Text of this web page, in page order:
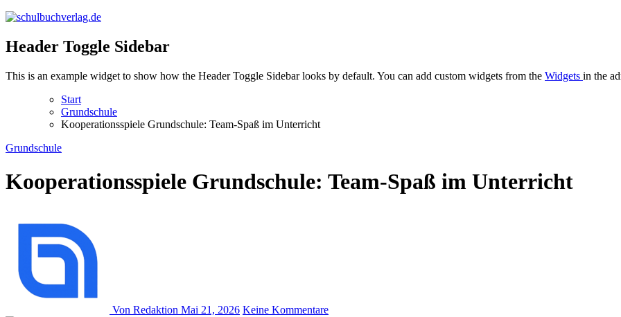
schulbuchverlag.de
Header Toggle Sidebar
This is an example widget to show how the Header Toggle Sidebar looks by default. You can add custom widgets from the Widgets in the
Start
Grundschule
Kooperationsspiele Grundschule: Team-Spaß im Unterricht
Grundschule
Kooperationsspiele Grundschule: Team-Spaß im Unterricht
Von Redaktion Mai 21, 2026 Keine Kommentare